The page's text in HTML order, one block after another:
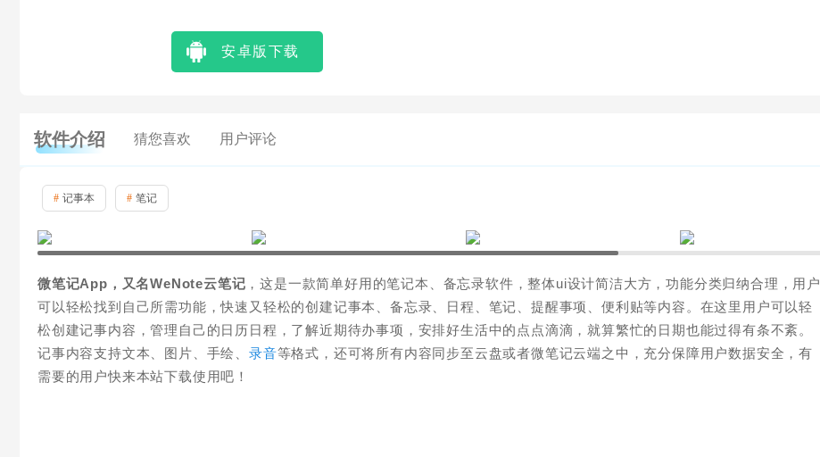
安卓版下载
软件介绍 猜您喜欢 用户评论
# 记事本 # 笔记
微笔记App，又名WeNote云笔记 ，这是一款简单好用的笔记本、备忘录软件，整体ui设计简洁大方，功能分类归纳合理，用户
可以轻松找到自己所需功能，快速又轻松的创建记事本、备忘录、日程、笔记、提醒事项、便利贴等内容。在这里用户可以轻
松创建记事内容，管理自己的日历日程，了解近期待办事项，安排好生活中的点点滴滴，就算繁忙的日期也能过得有条不紊。
记事内容支持文本、图片、手绘、录音等格式，还可将所有内容同步至云盘或者微笔记云端之中，充分保障用户数据安全，有
需要的用户快来本站下载使用吧！